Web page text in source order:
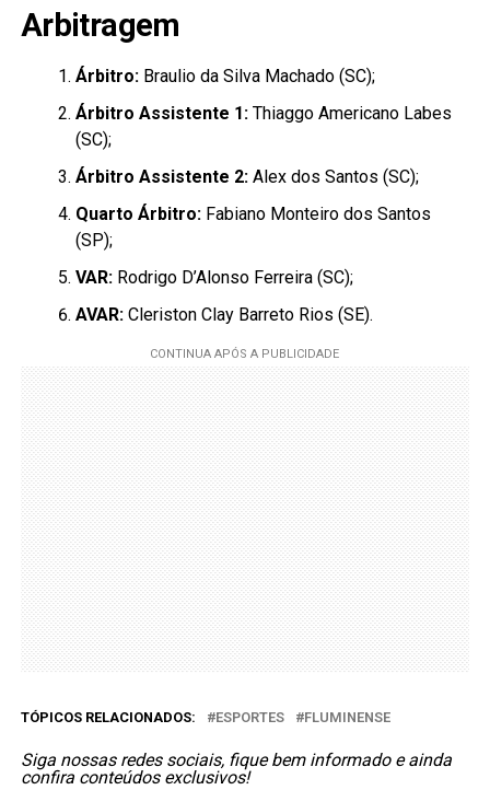
Arbitragem
Árbitro: Braulio da Silva Machado (SC);
Árbitro Assistente 1:Thiaggo Americano Labes
(SC);
Árbitro Assistente 2: Alex dos Santos (SC);
Quarto Árbitro:Fabiano Monteiro dos Santos
(SP);
VAR: Rodrigo D’Alonso Ferreira (SC);
AVAR:Cleriston Clay Barreto Rios (SE).
TÓPICOS RELACIONADOS: ESPORTES FLUMINENSE
Siga nossas redes sociais, fique bem informado e ainda
confira conteúdos exclusivos!